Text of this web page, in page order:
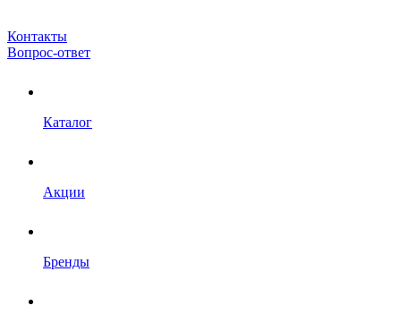
Контакты
Вопрос-ответ
Каталог
Акции
Бренды